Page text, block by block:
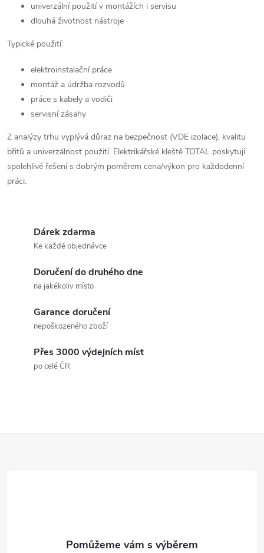
p
univerzální použití v montážích i servisu
dlouhá životnost nástroje
Typické použití:
elektroinstalační práce
montáž a údržba rozvodů
práce s kabely a vodiči
servisní zásahy
Z analýzy trhu vyplývá důraz na bezpečnost (VDE izolace), kvalitu
břitů a univerzálnost použití. Elektrikářské kleště TOTAL poskytují
spolehlivé řešení s dobrým poměrem cena/výkon pro každodenní
práci.
Dárek zdarma
Ke každé objednávce
Doručení do druhého dne
na jakékoliv místo
Garance doručení
nepoškozeného zboží
Přes 3000 výdejních míst
po celé ČR